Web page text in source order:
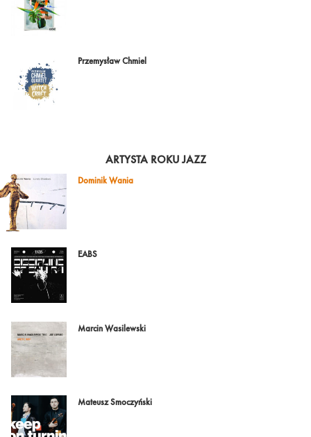
Przemysław Chmiel
ARTYSTA ROKU JAZZ
Dominik Wania
EABS
Marcin Wasilewski
Mateusz Smoczyński